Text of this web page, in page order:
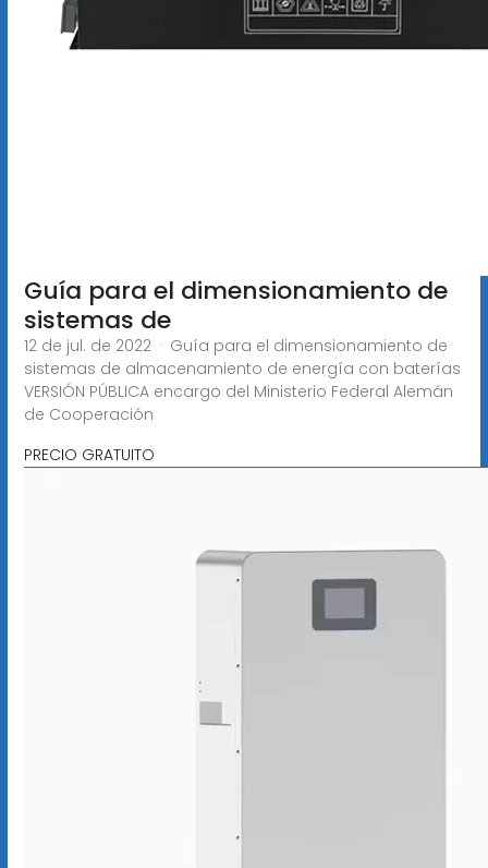
Guía para el dimensionamiento de
sistemas de
12 de jul. de 2022 · Guía para el dimensionamiento de
sistemas de almacenamiento de energía con baterías
VERSIÓN PÚBLICA encargo del Ministerio Federal Alemán
de Cooperación
PRECIO GRATUITO